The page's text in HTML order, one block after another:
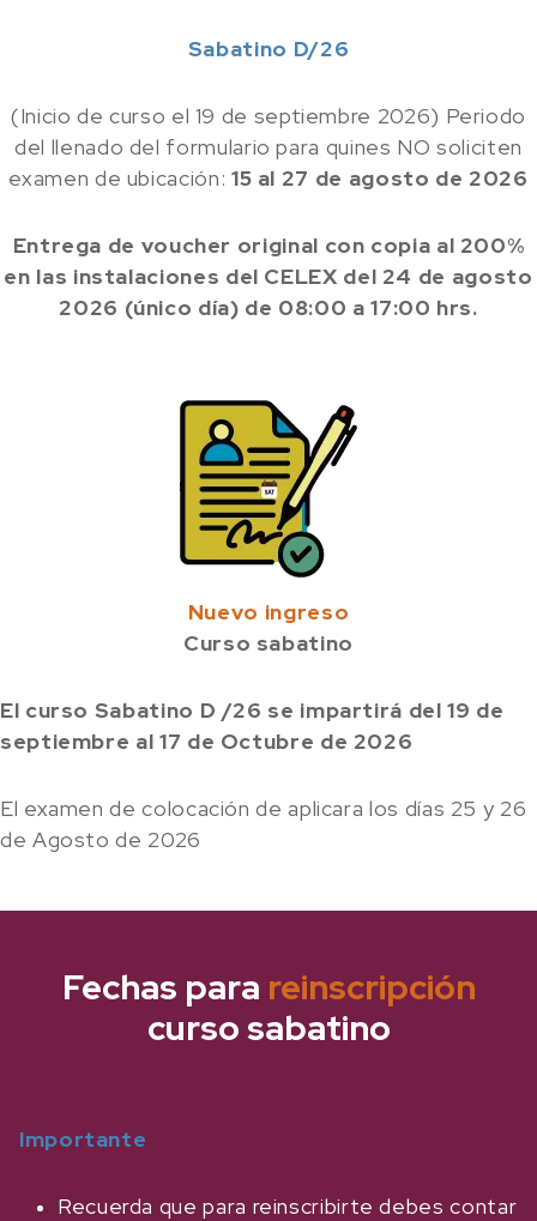
Sabatino D/26
(Inicio de curso el 19 de septiembre 2026) Periodo
del llenado del formulario para quines NO soliciten
examen de ubicación: 15 al 27 de agosto de 2026
Entrega de voucher original con copia al 200%
en las instalaciones del CELEX del 24 de agosto
2026 (único día) de 08:00 a 17:00 hrs.
Nuevo ingreso
Curso sabatino
El curso Sabatino D /26 se impartirá del 19 de
septiembre al 17 de Octubre de 2026
El examen de colocación de aplicara los días 25 y 26
de Agosto de 2026
Fechas para reinscripción
curso sabatino
Importante
Recuerda que para reinscribirte debes contar